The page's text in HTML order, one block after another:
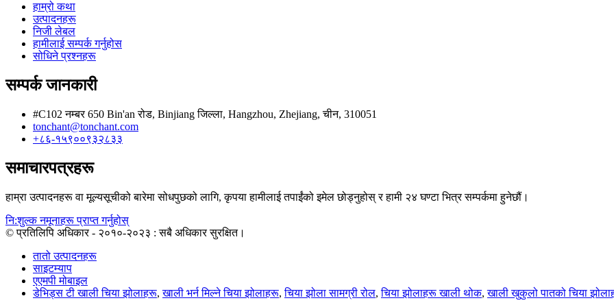
हाम्रो कथा
उत्पादनहरू
निजी लेबल
हामीलाई सम्पर्क गर्नुहोस
सोधिने प्रश्नहरू
सम्पर्क जानकारी
#C102 नम्बर 650 Bin'an रोड, Binjiang जिल्ला, Hangzhou, Zhejiang, चीन, 310051
tonchant@tonchant.com
+८६-१५९००९३२८३३
समाचारपत्रहरू
हाम्रा उत्पादनहरू वा मूल्यसूचीको बारेमा सोधपुछको लागि, कृपया हामीलाई तपाईंको इमेल छोड्नुहोस् र हामी २४ घण्टा भित्र सम्पर्कमा हुनेछौं।
नि:शुल्क नमूनाहरू प्राप्त गर्नुहोस्
© प्रतिलिपि अधिकार - २०१०-२०२३ : सबै अधिकार सुरक्षित।
तातो उत्पादनहरू
साइटम्याप
एएमपी मोबाइल
डेभिड्स टी खाली चिया झोलाहरू,खाली भर्न मिल्ने चिया झोलाहरू,चिया झोला सामग्री रोल,चिया झोलाहरू खाली थोक,खाली खुकुलो पातको चिया